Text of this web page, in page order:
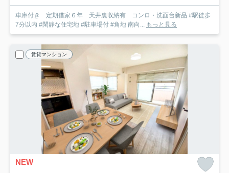
車庫付き 定期借家６年 天井裏収納有 コンロ・洗面台新品 #駅徒歩
7分以内 #閑静な住宅地 #駐車場付 #角地 南向... もっと見る
賃貸マンション
NEW